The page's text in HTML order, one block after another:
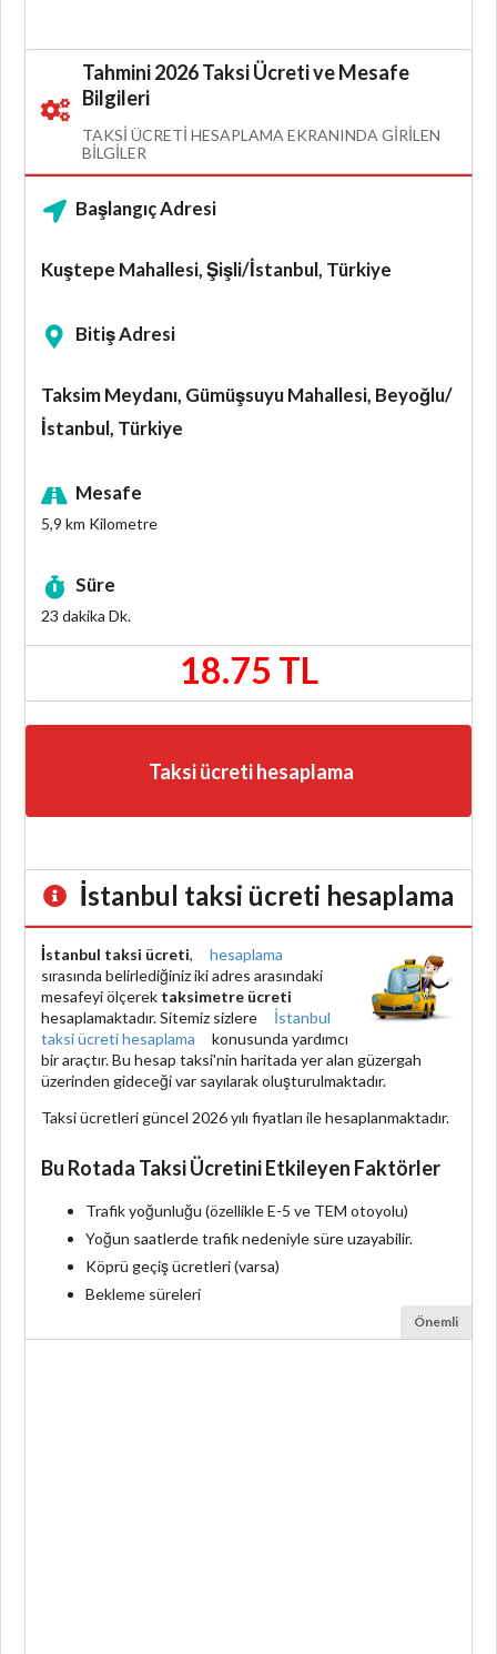
Tahmini 2026 Taksi Ücreti ve Mesafe
Bilgileri
TAKSI ÜCRETI HESAPLAMA EKRANINDA GIRILEN
BILGILER
Başlangıç Adresi
Kuştepe Mahallesi, Şişli/İstanbul, Türkiye
Bitiş Adresi
Taksim Meydanı, Gümüşsuyu Mahallesi, Beyoğlu/
İstanbul, Türkiye
Mesafe
5,9 km Kilometre
Süre
23 dakika Dk.
18.75 TL
Taksi ücreti hesaplama
İstanbul taksi ücreti hesaplama
İstanbul taksi ücreti,
hesaplama
sırasında belirlediğiniz iki adres arasındaki
mesafeyi ölçerek taksimetre ücreti
hesaplamaktadır. Sitemiz sizlere
İstanbul
taksi ücreti hesaplama
konusunda yardımcı
bir araçtır. Bu hesap taksi'nin haritada yer alan güzergah
üzerinden gideceği var sayılarak oluşturulmaktadır.
Taksi ücretleri güncel 2026 yılı fiyatları ile hesaplanmaktadır.
Bu Rotada Taksi Ücretini Etkileyen Faktörler
Trafik yoğunluğu (özellikle E-5 ve TEM otoyolu)
Yoğun saatlerde trafik nedeniyle süre uzayabilir.
Köprü geçiş ücretleri (varsa)
Bekleme süreleri
Önemli